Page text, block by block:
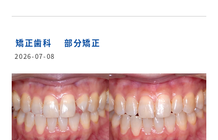
矯正歯科 部分矯正
2026-07-08